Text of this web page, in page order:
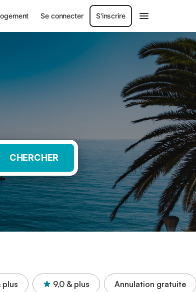
Se connecter S'inscrire
CHERCHER
plus 9,0 & plus Annulation gratuite